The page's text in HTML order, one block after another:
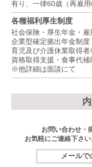
有り、一律60歳（再雇用
各種福利厚生制度
社会保険・厚生年金・
企業型確定拠出年金制度
育児及び介護休業取得者
資格取得支援・食事代
※他詳細は面談にて
お問い合わせ・
お気軽にご連絡下さ
メール